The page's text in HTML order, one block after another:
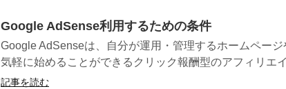
Google AdSense利用するための条件
Google AdSenseは、自分が運用・管理するホームページ
気軽に始めることができるクリック報酬型のアフィリエ
記事を読む